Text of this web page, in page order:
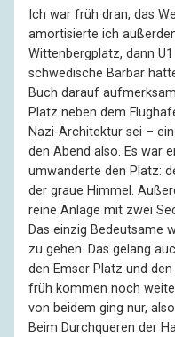
Ich war früh dran, das
amortisierte ich
Wittenbergplatz, dann
schwedische Barbar
Buch darauf
Platz neben dem
Nazi-Architektur sei –
den Abend also. Es war
umwanderte den Platz:
der graue Himmel.
reine Anlage mit zwei
Das einzig Bedeutsame
zu gehen. Das gelang
den Emser Platz und
früh kommen noch
von beidem ging nur,
Beim Durchqueren der